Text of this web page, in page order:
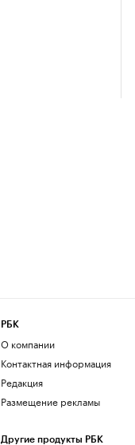
РБК
О компании
Контактная информация
Редакция
Размещение рекламы
Другие продукты РБК